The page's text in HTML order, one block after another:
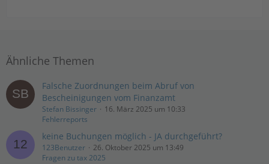
Ähnliche Themen
Falsche Zuordnungen beim Abruf von
Bescheinigungen vom Finanzamt
Stefan Bissinger
16. März 2025 um 10:33
Fehlerreports
keine Buchungen möglich - JA durchgeführt?
123Benutzer
26. Oktober 2025 um 13:49
Fragen zu tax 2025